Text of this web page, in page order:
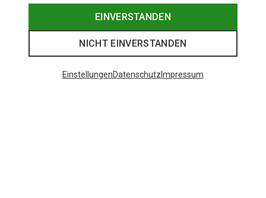
EINVERSTANDEN
NICHT EINVERSTANDEN
EinstellungenDatenschutz Impressum